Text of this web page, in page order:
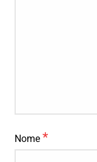
Nome *